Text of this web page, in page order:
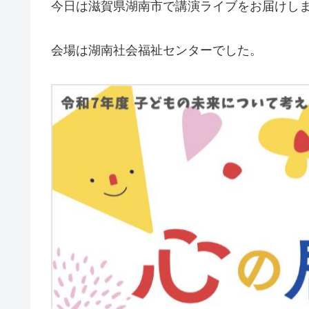
今日は滋賀県湖南市で講演ライブをお届けし
会場は湖南社会福祉センターでした。